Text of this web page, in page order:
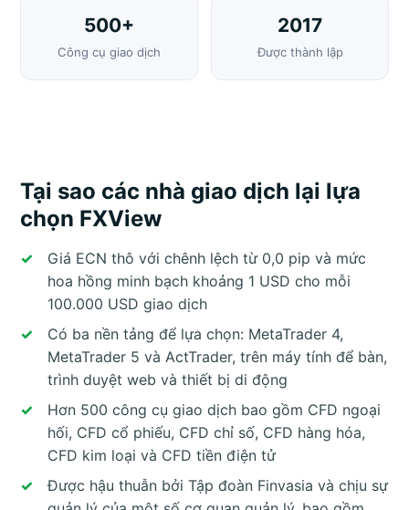
500+
Công cụ giao dịch
2017
Được thành lập
Tại sao các nhà giao dịch lại lựa
chọn FXView
Giá ECN thô với chênh lệch từ 0,0 pip và mức
hoa hồng minh bạch khoảng 1 USD cho mỗi
100.000 USD giao dịch
Có ba nền tảng để lựa chọn: MetaTrader 4,
MetaTrader 5 và ActTrader, trên máy tính để bàn,
trình duyệt web và thiết bị di động
Hơn 500 công cụ giao dịch bao gồm CFD ngoại
hối, CFD cổ phiếu, CFD chỉ số, CFD hàng hóa,
CFD kim loại và CFD tiền điện tử
Được hậu thuẫn bởi Tập đoàn Finvasia và chịu sự